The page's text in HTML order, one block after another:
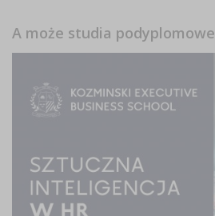
A może studia podyplomowe